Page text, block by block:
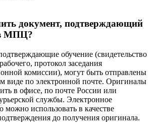
документ, подтверждающий
МПЦ?
обучение (свидетельство
протокол заседания
комиссии), могут быть отправлены
виде по электронной почте. Оригиналы
в офисе, по почте России или
службы. Электронное
можно использовать в качестве
до получения оригинала.